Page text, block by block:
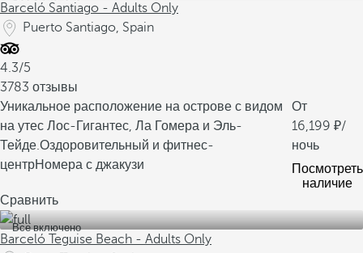
Barceló Santiago - Adults Only
Puerto Santiago, Spain
4.3/5
3783 отзывы
Уникальное расположение на острове с видом
на утес Лос-Гигантес, Ла Гомера и Эль-
Тейде.Оздоровительный и фитнес-
центрНомера с джакузи
От
16,199
/
ночь
Посмотреть
наличие
Сравнить
Все включено
Barceló Teguise Beach - Adults Only